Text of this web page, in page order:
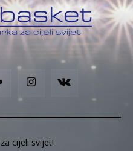
cijeli svijet!